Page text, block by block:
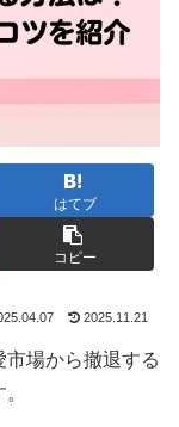
はてブ
コピー
2025.11.21
市場から撤退する